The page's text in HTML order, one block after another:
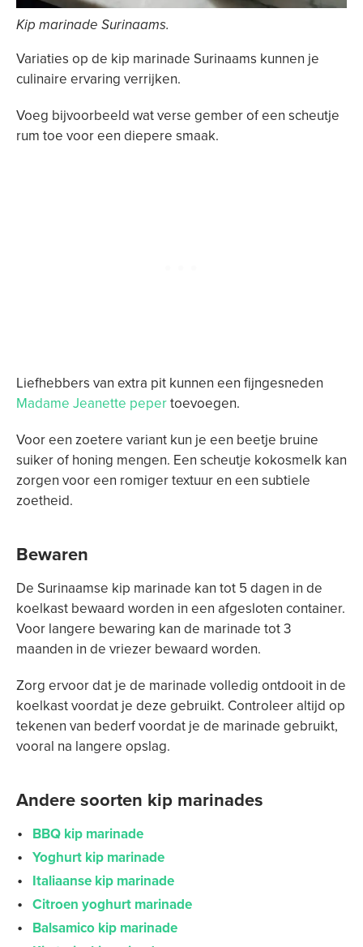
Kip marinade Surinaams.
Variaties op de kip marinade Surinaams kunnen je
culinaire ervaring verrijken.
Voeg bijvoorbeeld wat verse gember of een scheutje
rum toe voor een diepere smaak.
Liefhebbers van extra pit kunnen een fijngesneden
Madame Jeanette pepertoevoegen.
Voor een zoetere variant kun je een beetje bruine
suiker of honing mengen. Een scheutje kokosmelk kan
zorgen voor een romiger textuur en een subtiele
zoetheid.
Bewaren
De Surinaamse kip marinade kan tot 5 dagen in de
koelkast bewaard worden in een afgesloten container.
Voor langere bewaring kan de marinade tot 3
maanden in de vriezer bewaard worden.
Zorg ervoor dat je de marinade volledig ontdooit in de
koelkast voordat je deze gebruikt. Controleer altijd op
tekenen van bederf voordat je de marinade gebruikt,
vooral na langere opslag.
Andere soorten kip marinades
BBQ kip marinade
Yoghurt kip marinade
Italiaanse kip marinade
Citroen yoghurt marinade
Balsamico kip marinade